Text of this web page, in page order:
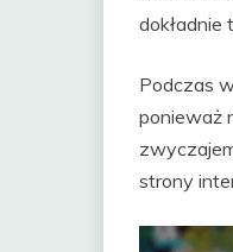
dokładnie
Podczas
ponieważ
strony